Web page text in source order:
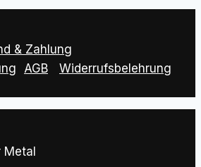
& Zahlung
AGB
Widerrufsbelehrung